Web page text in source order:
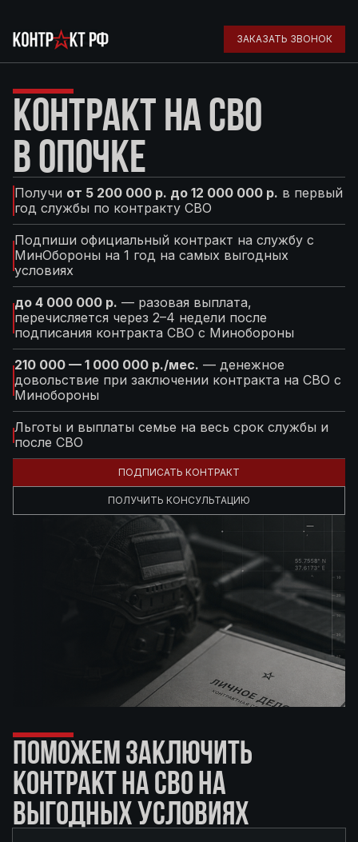
ЗАКАЗАТЬ ЗВОНОК
КОНТРАКТ НА СВО
В ОПОЧКЕ
Получи от 5 200 000 р. до 12 000 000 р. в первый
год службы по контракту СВО
Подпиши официальный контракт на службу с
МинОбороны на 1 год на самых выгодных
условиях
до 4 000 000 р. — разовая выплата,
перечисляется через 2–4 недели после
подписания контракта СВО с Минобороны
210 000 — 1 000 000 р./мес. — денежное
довольствие при заключении контракта на СВО с
Минобороны
Льготы и выплаты семье на весь срок службы и
после СВО
ПОДПИСАТЬ КОНТРАКТ
ПОЛУЧИТЬ КОНСУЛЬТАЦИЮ
ПОМОЖЕМ ЗАКЛЮЧИТЬ
КОНТРАКТ НА СВО НА
ВЫГОДНЫХ УСЛОВИЯХ